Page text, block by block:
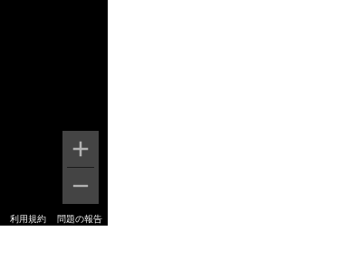
利用規約 問題の報告